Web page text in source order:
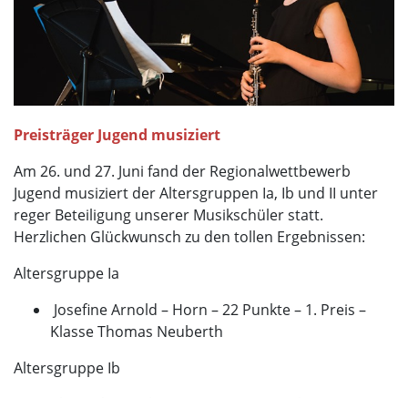
Preisträger Jugend musiziert
Am 26. und 27. Juni fand der Regionalwettbewerb
Jugend musiziert der Altersgruppen Ia, Ib und II unter
reger Beteiligung unserer Musikschüler statt.
Herzlichen Glückwunsch zu den tollen Ergebnissen:
Altersgruppe Ia
Josefine Arnold – Horn – 22 Punkte – 1. Preis –
Klasse Thomas Neuberth
Altersgruppe Ib